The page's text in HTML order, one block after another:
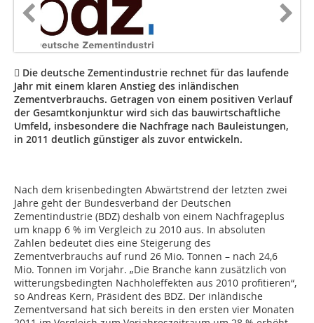
 Die deutsche Zementindustrie rechnet für das laufende
Jahr mit einem klaren Anstieg des inländischen
Zementverbrauchs. Getragen von einem positiven Verlauf
der Gesamtkonjunktur wird sich das bauwirtschaftliche
Umfeld, insbesondere die Nachfrage nach Bauleistungen,
in 2011 deutlich günstiger als zuvor entwickeln.
Nach dem krisenbedingten Abwärtstrend der letzten zwei
Jahre geht der Bundesverband der Deutschen
Zementindustrie (BDZ) deshalb von einem Nachfrageplus
um knapp 6 % im Vergleich zu 2010 aus. In absoluten
Zahlen bedeutet dies eine Steigerung des
Zementverbrauchs auf rund 26 Mio. Tonnen – nach 24,6
Mio. Tonnen im Vorjahr. „Die Branche kann zusätzlich von
witterungsbedingten Nachholeffekten aus 2010 profitieren“,
so Andreas Kern, Präsident des BDZ. Der inländische
Zementversand hat sich bereits in den ersten vier Monaten